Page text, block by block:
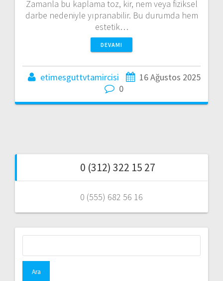
Zamanla bu kaplama toz, kir, nem veya fiziksel
darbe nedeniyle yıpranabilir. Bu durumda hem
estetik…
DEVAMI
etimesguttvtamircisi
16 Ağustos 2025
0
0 (312) 322 15 27
0 (555) 682 56 16